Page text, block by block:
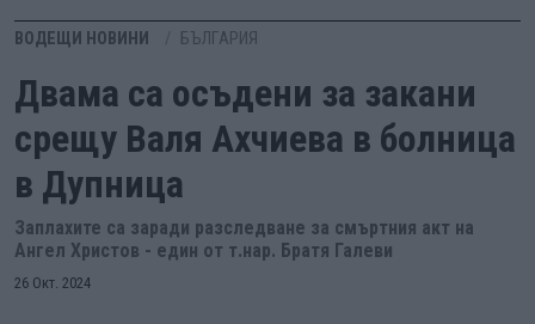
ВОДЕЩИ НОВИНИ БЪЛГАРИЯ
Двама са осъдени за закани
срещу Валя Ахчиева в болница
в Дупница
Заплахите са заради разследване за смъртния акт на
Ангел Христов - един от т.нар. Братя Галеви
26 Окт. 2024